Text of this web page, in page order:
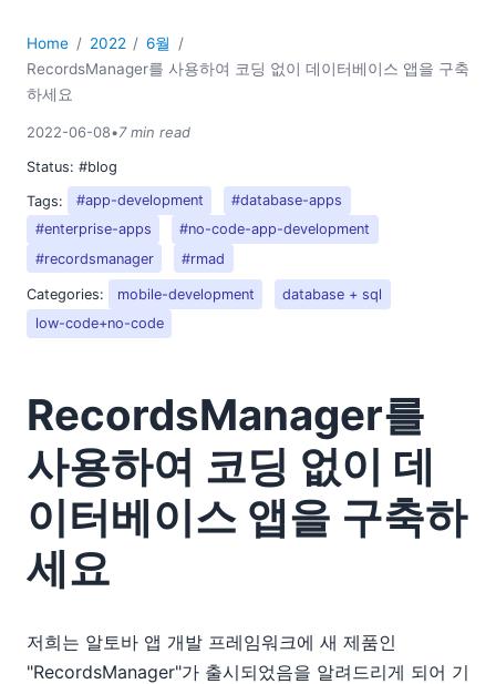
Home 2022
6월
RecordsManager를 사용하여 코딩 없이 데이터베이스 앱을 구축
하세요
2022-06-08•7 min read
Status: #blog
Tags:
#app-development
#database-apps
#enterprise-apps
#no-code-app-development
#recordsmanager
#rmad
Categories: mobile-development
database + sql
low-code+no-code
RecordsManager를
사용하여 코딩 없이 데
이터베이스 앱을 구축하
세요
저희는 알토바 앱 개발 프레임워크에 새 제품인
"RecordsManager"가 출시되었음을 알려드리게 되어 기